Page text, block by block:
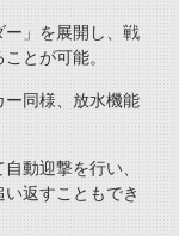
ー」を展開し、戦
とが可能。
ー同様、放水機能
動迎撃を行い、
返すこともでき